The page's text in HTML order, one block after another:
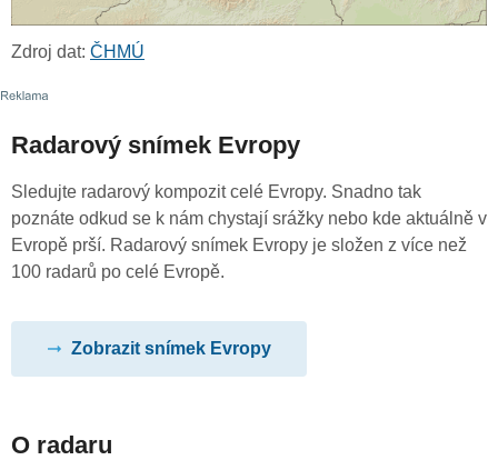
Zdroj dat: ČHMÚ
Radarový snímek Evropy
Sledujte radarový kompozit celé Evropy. Snadno tak
poznáte odkud se k nám chystají srážky nebo kde aktuálně v
Evropě prší. Radarový snímek Evropy je složen z více než
100 radarů po celé Evropě.
Zobrazit snímek Evropy
O radaru